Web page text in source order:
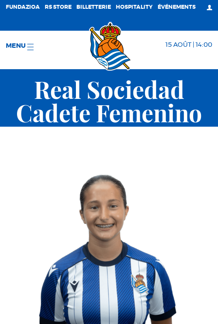
FUNDAZIOA RS STORE BILLETTERIE HOSPITALITY ÉVÉNEMENTS
MENU 15 AOÛT | 14:00
Real Sociedad
Cadete Femenino